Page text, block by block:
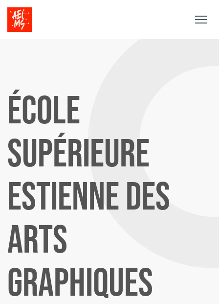
ÉCOLE
SUPÉRIEURE
ESTIENNE DES
ARTS
GRAPHIQUES